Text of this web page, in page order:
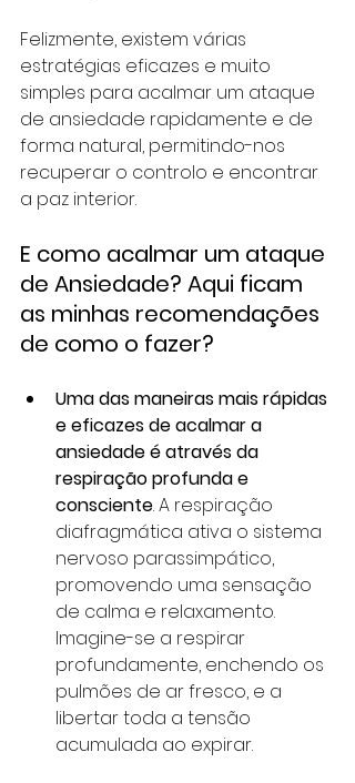
Felizmente, existem várias
estratégias eficazes e muito
simples para acalmar um ataque
de ansiedade rapidamente e de
forma natural, permitindo-nos
recuperar o controlo e encontrar
a paz interior.
E como acalmar um ataque
de Ansiedade? Aqui ficam
as minhas recomendações
de como o fazer?
Uma das maneiras mais rápidas
e eficazes de acalmar a
ansiedade é através da
respiração profunda e
consciente. A respiração
diafragmática ativa o sistema
nervoso parassimpático,
promovendo uma sensação
de calma e relaxamento.
Imagine-se a respirar
profundamente, enchendo os
pulmões de ar fresco, e a
libertar toda a tensão
acumulada ao expirar.